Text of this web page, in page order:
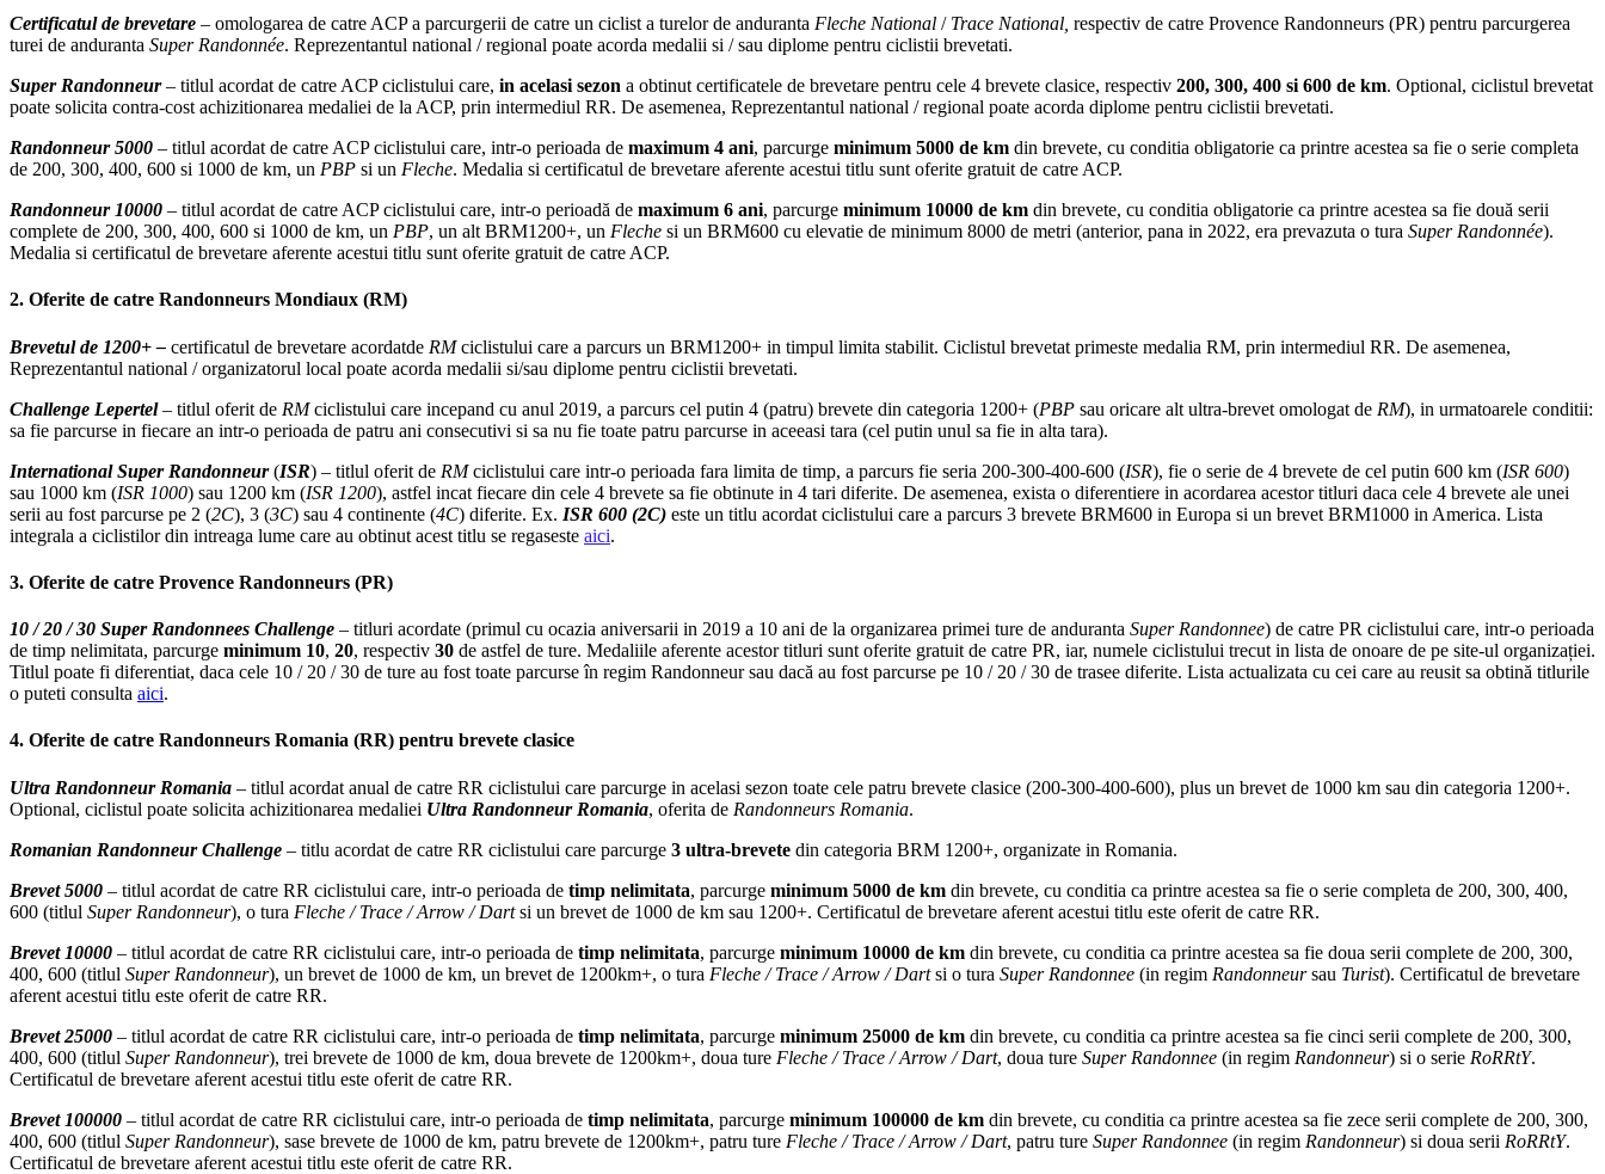
Certificatul de brevetare – omologarea de catre ACP a parcurgerii de catre un ciclist a turelor de anduranta Fleche National / Trace National, respectiv de catre Provence Randonneurs (PR) pentru parcurgerea
turei de anduranta Super Randonnée. Reprezentantul national / regional poate acorda medalii si / sau diplome pentru ciclistii brevetati.
Super Randonneur– titlul acordat de catre ACP ciclistului care, in acelasi sezon a obtinut certificatele de brevetare pentru cele 4 brevete clasice, respectiv 200, 300, 400 si 600 de km. Optional, ciclistul brevetat
poate solicita contra-cost achizitionarea medaliei de la ACP, prin intermediul RR. De asemenea, Reprezentantul national / regional poate acorda diplome pentru ciclistii brevetati.
Randonneur 5000 – titlul acordat de catre ACP ciclistului care, intr-o perioada de maximum 4 ani, parcurge minimum 5000 de km din brevete, cu conditia obligatorie ca printre acestea sa fie o serie completa
de 200, 300, 400, 600 si 1000 de km, un PBP si un Fleche. Medalia si certificatul de brevetare aferente acestui titlu sunt oferite gratuit de catre ACP.
Randonneur 10000 – titlul acordat de catre ACP ciclistului care, intr-o perioadă de maximum 6 ani, parcurge minimum 10000 de km din brevete, cu conditia obligatorie ca printre acestea sa fie două serii
complete de 200, 300, 400, 600 si 1000 de km, un PBP, un alt BRM1200+, un Fleche si un BRM600 cu elevatie de minimum 8000 de metri (anterior, pana in 2022, era prevazuta o tura Super Randonnée).
Medalia si certificatul de brevetare aferente acestui titlu sunt oferite gratuit de catre ACP.
2. Oferite de catre Randonneurs Mondiaux (RM)
Brevetul de 1200+ – certificatul de brevetare acordatde RMciclistului care a parcurs un BRM1200+ in timpul limita stabilit. Ciclistul brevetat primeste medalia RM, prin intermediul RR. De asemenea,
Reprezentantul national / organizatorul local poate acorda medalii si/sau diplome pentru ciclistii brevetati.
Challenge Lepertel– titlul oferit de RMciclistului care incepand cu anul 2019, a parcurs cel putin 4 (patru) brevete din categoria 1200+ (PBP sau oricare alt ultra-brevet omologat de RM), in urmatoarele conditii:
sa fie parcurse in fiecare an intr-o perioada de patru ani consecutivi si sa nu fie toate patru parcurse in aceeasi tara (cel putin unul sa fie in alta tara).
International Super Randonneur(ISR) – titlul oferit de RMciclistului care intr-o perioada fara limita de timp, a parcurs fie seria 200-300-400-600 (ISR), fie o serie de 4 brevete de cel putin 600 km (ISR 600)
sau 1000 km (ISR 1000) sau 1200 km (ISR 1200), astfel incat fiecare din cele 4 brevete sa fie obtinute in 4 tari diferite. De asemenea, exista o diferentiere in acordarea acestor titluri daca cele 4 brevete ale unei
serii au fost parcurse pe 2 (2C), 3 (3C) sau 4 continente (4C) diferite. Ex. ISR 600 (2C) este un titlu acordat ciclistului care a parcurs 3 brevete BRM600 in Europa si un brevet BRM1000 in America. Lista
integrala a ciclistilor din intreaga lume care au obtinut acest titlu se regaseste aici.
3. Oferite de catre Provence Randonneurs (PR)
10 / 20 / 30 Super Randonnees Challenge – titluri acordate (primul cu ocazia aniversarii in 2019 a 10 ani de la organizarea primei ture de anduranta Super Randonnee) de catre PR ciclistului care, intr-o perioada
de timp nelimitata, parcurge minimum 10, 20, respectiv 30 de astfel de ture. Medaliile aferente acestor titluri sunt oferite gratuit de catre PR, iar, numele ciclistului trecut in lista de onoare de pe site-ul organizației.
Titlul poate fi diferentiat, daca cele 10 / 20 / 30 de ture au fost toate parcurse în regim Randonneur sau dacă au fost parcurse pe 10 / 20 / 30 de trasee diferite. Lista actualizata cu cei care au reusit sa obtină titlurile
o puteti consulta aici.
4. Oferite de catre Randonneurs Romania (RR) pentru brevete clasice
Ultra Randonneur Romania – titlul acordat anual de catre RR ciclistului care parcurge in acelasi sezon toate cele patru brevete clasice (200-300-400-600), plus un brevet de 1000 km sau din categoria 1200+.
Optional, ciclistul poate solicita achizitionarea medaliei Ultra Randonneur Romania, oferita de Randonneurs Romania.
Romanian Randonneur Challenge – titlu acordat de catre RR ciclistului care parcurge 3 ultra-brevete din categoria BRM 1200+, organizate in Romania.
Brevet 5000 – titlul acordat de catre RR ciclistului care, intr-o perioada de timp nelimitata, parcurge minimum 5000 de km din brevete, cu conditia ca printre acestea sa fie o serie completa de 200, 300, 400,
600 (titlul Super Randonneur), o tura Fleche / Trace / Arrow / Dartsi un brevet de 1000 de km sau 1200+. Certificatul de brevetare aferent acestui titlu este oferit de catre RR.
Brevet 10000 – titlul acordat de catre RR ciclistului care, intr-o perioada de timp nelimitata, parcurge minimum 10000 de km din brevete, cu conditia ca printre acestea sa fie doua serii complete de 200, 300,
400, 600 (titlul Super Randonneur), un brevet de 1000 de km, un brevet de 1200km+, o tura Fleche / Trace / Arrow / Dartsi o tura Super Randonnee (in regim Randonneursau Turist). Certificatul de brevetare
aferent acestui titlu este oferit de catre RR.
Brevet 25000 – titlul acordat de catre RR ciclistului care, intr-o perioada de timp nelimitata, parcurge minimum 25000 de km din brevete, cu conditia ca printre acestea sa fie cinci serii complete de 200, 300,
400, 600 (titlul Super Randonneur), trei brevete de 1000 de km, doua brevete de 1200km+, doua ture Fleche / Trace / Arrow / Dart, doua ture Super Randonnee (in regim Randonneur) si o serie RoRRtY.
Certificatul de brevetare aferent acestui titlu este oferit de catre RR.
Brevet 100000 – titlul acordat de catre RR ciclistului care, intr-o perioada de timp nelimitata, parcurge minimum 100000 de km din brevete, cu conditia ca printre acestea sa fie zece serii complete de 200, 300,
400, 600 (titlul Super Randonneur), sase brevete de 1000 de km, patru brevete de 1200km+, patru ture Fleche / Trace / Arrow / Dart, patru ture Super Randonnee (in regim Randonneur) si doua serii RoRRtY.
Certificatul de brevetare aferent acestui titlu este oferit de catre RR.